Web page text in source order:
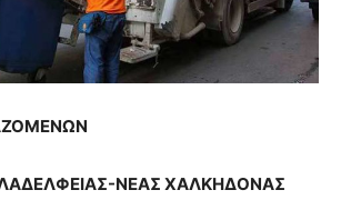
ΝΕΑΣ ΧΑΛΚΗΔΟΝΑΣ